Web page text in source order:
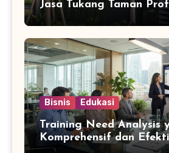
Jasa Tukang Taman
Bisnis Edukasi
Training Need Analysis
Komprehensif dan